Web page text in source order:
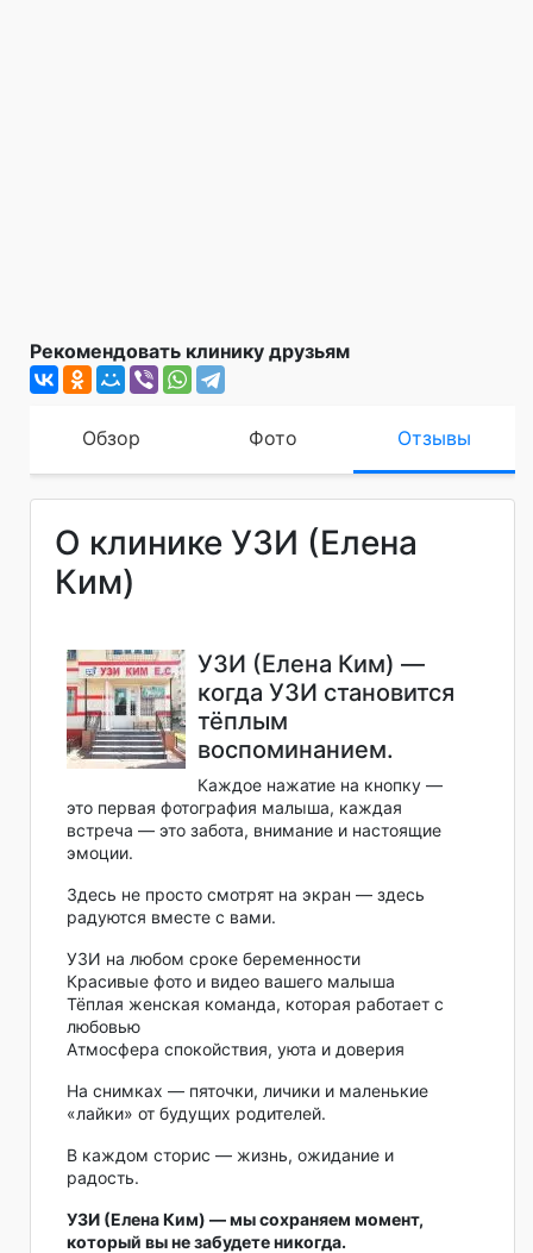
Рекомендовать клинику друзьям
Обзор Фото Отзывы
О клинике УЗИ (Елена
Ким)
УЗИ (Елена Ким) —
когда УЗИ становится
тёплым
воспоминанием.
Каждое нажатие на кнопку —
это первая фотография малыша, каждая
встреча — это забота, внимание и настоящие
эмоции.
Здесь не просто смотрят на экран — здесь
радуются вместе с вами.
УЗИ на любом сроке беременности
Красивые фото и видео вашего малыша
Тёплая женская команда, которая работает с
любовью
Атмосфера спокойствия, уюта и доверия
На снимках — пяточки, личики и маленькие
«лайки» от будущих родителей.
В каждом сторис — жизнь, ожидание и
радость.
УЗИ (Елена Ким) — мы сохраняем момент,
который вы не забудете никогда.